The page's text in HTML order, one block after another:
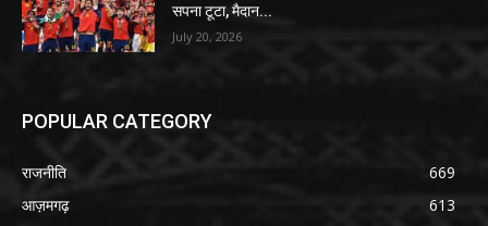
सपना टूटा, मैदान...
July 20, 2026
POPULAR CATEGORY
राजनीति
669
आज़मगढ़
613